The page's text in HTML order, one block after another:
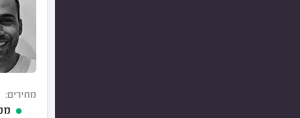
מחירים: